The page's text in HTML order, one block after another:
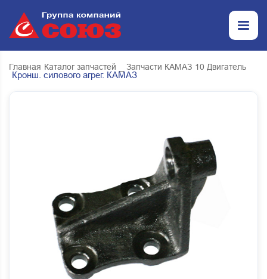
Главная Каталог запчастей _ Запчасти КАМАЗ 10 Двигатель
Кронш. силового агрег. КАМАЗ